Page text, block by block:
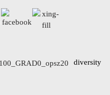
diversity